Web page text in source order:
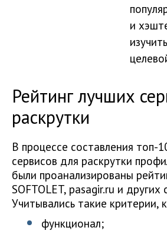
и
Рейтинг лучших
раскрутки
В процессе составления топ-
сервисов для раскрутки
были проанализированы
SOFTOLET, pasagir.ru и других
Учитывались такие критерии,
функционал;